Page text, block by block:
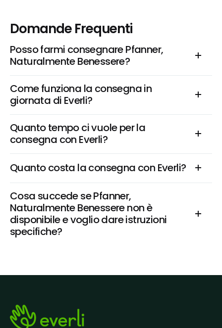
Domande Frequenti
Posso farmi consegnare Pfanner,
Naturalmente Benessere?
Come funziona la consegna in
giornata di Everli?
Quanto tempo ci vuole per la
consegna con Everli?
Quanto costa la consegna con Everli?
Cosa succede se Pfanner,
Naturalmente Benessere non è
disponibile e voglio dare istruzioni
specifiche?